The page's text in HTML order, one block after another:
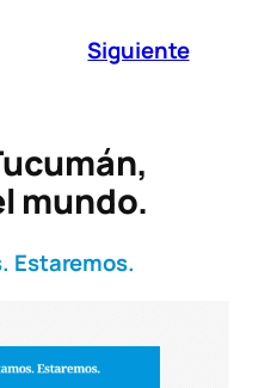
Siguiente
mundo.
Estaremos.